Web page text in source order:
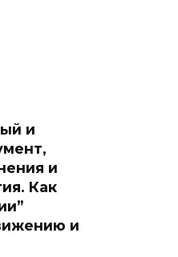
и
и
Как
и